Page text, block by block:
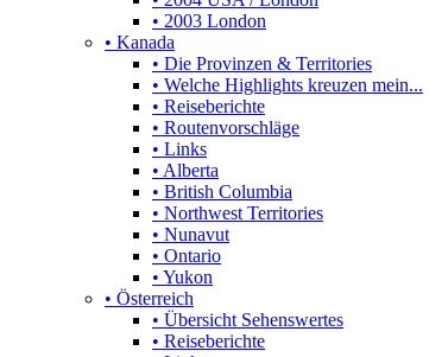
• 2003 London
• Kanada
• Die Provinzen & Territories
• Welche Highlights kreuzen mein...
• Reiseberichte
• Routenvorschläge
• Links
• Alberta
• British Columbia
• Northwest Territories
• Nunavut
• Ontario
• Yukon
• Österreich
• Übersicht Sehenswertes
• Reiseberichte